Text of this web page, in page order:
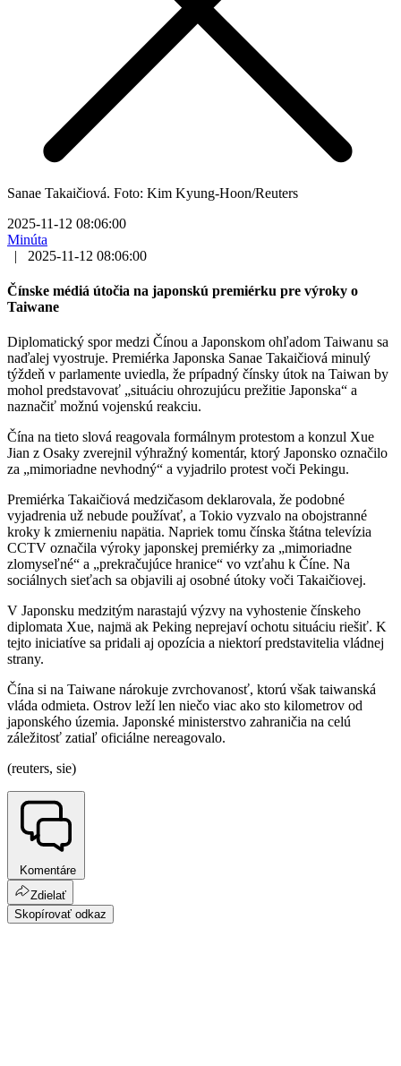
Sanae Takaičiová. Foto: Kim Kyung-Hoon/Reuters
2025-11-12 08:06:00
Minúta
|
2025-11-12 08:06:00
Čínske médiá útočia na japonskú premiérku pre výroky o
Taiwane
Diplomatický spor medzi Čínou a Japonskom ohľadom Taiwanu sa
naďalej vyostruje. Premiérka Japonska Sanae Takaičiová minulý
týždeň v parlamente uviedla, že prípadný čínsky útok na Taiwan by
mohol predstavovať „situáciu ohrozujúcu prežitie Japonska“ a
naznačiť možnú vojenskú reakciu.
Čína na tieto slová reagovala formálnym protestom a konzul Xue
Jian z Osaky zverejnil výhražný komentár, ktorý Japonsko označilo
za „mimoriadne nevhodný“ a vyjadrilo protest voči Pekingu.
Premiérka Takaičiová medzičasom deklarovala, že podobné
vyjadrenia už nebude používať, a Tokio vyzvalo na obojstranné
kroky k zmierneniu napätia. Napriek tomu čínska štátna televízia
CCTV označila výroky japonskej premiérky za „mimoriadne
zlomyseľné“ a „prekračujúce hranice“ vo vzťahu k Číne. Na
sociálnych sieťach sa objavili aj osobné útoky voči Takaičiovej.
V Japonsku medzitým narastajú výzvy na vyhostenie čínskeho
diplomata Xue, najmä ak Peking neprejaví ochotu situáciu riešiť. K
tejto iniciatíve sa pridali aj opozícia a niektorí predstavitelia vládnej
strany.
Čína si na Taiwane nárokuje zvrchovanosť, ktorú však taiwanská
vláda odmieta. Ostrov leží len niečo viac ako sto kilometrov od
japonského územia. Japonské ministerstvo zahraničia na celú
záležitosť zatiaľ oficiálne nereagovalo.
(reuters, sie)
Komentáre
Zdielať
Skopírovať odkaz